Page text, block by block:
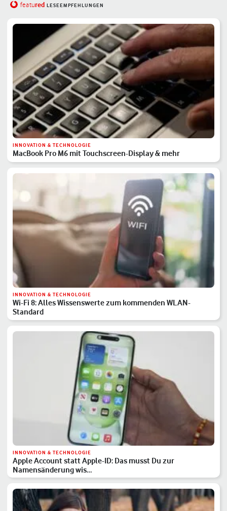
featured LESEEMPFEHLUNGEN
INNOVATION & TECHNOLOGIE
MacBook Pro M6 mit Touchscreen-Display & mehr
INNOVATION & TECHNOLOGIE
Wi-Fi 8: Alles Wissenswerte zum kommenden WLAN-
Standard
INNOVATION & TECHNOLOGIE
Apple Account statt Apple-ID: Das musst Du zur
Namensänderung wis…